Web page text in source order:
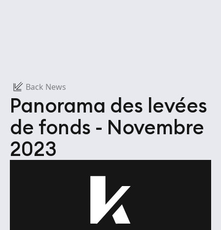
Back News
Panorama des levées
de fonds - Novembre
2023